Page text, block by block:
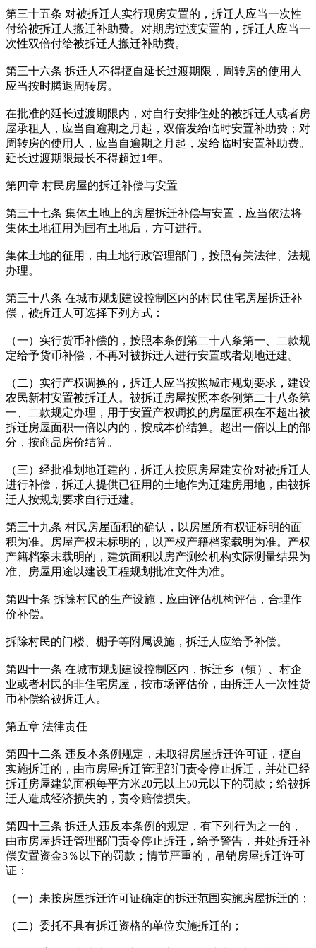
第三十五条 对被拆迁人实行现房安置的，拆迁人应当一次性
付给被拆迁人搬迁补助费。对期房过渡安置的，拆迁人应当一
次性双倍付给被拆迁人搬迁补助费。
第三十六条 拆迁人不得擅自延长过渡期限，周转房的使用人
应当按时腾退周转房。
在批准的延长过渡期限内，对自行安排住处的被拆迁人或者房
屋承租人，应当自逾期之月起，双倍发给临时安置补助费；对
周转房的使用人，应当自逾期之月起，发给临时安置补助费。
延长过渡期限最长不得超过1年。
第四章 村民房屋的拆迁补偿与安置
第三十七条 集体土地上的房屋拆迁补偿与安置，应当依法将
集体土地征用为国有土地后，方可进行。
集体土地的征用，由土地行政管理部门，按照有关法律、法规
办理。
第三十八条 在城市规划建设控制区内的村民住宅房屋拆迁补
偿，被拆迁人可选择下列方式：
（一）实行货币补偿的，按照本条例第二十八条第一、二款规
定给予货币补偿，不再对被拆迁人进行安置或者划地迁建。
（二）实行产权调换的，拆迁人应当按照城市规划要求，建设
农民新村安置被拆迁人。被拆迁房屋按照本条例第二十八条第
一、二款规定办理，用于安置产权调换的房屋面积在不超出被
拆迁房屋面积一倍以内的，按成本价结算。超出一倍以上的部
分，按商品房价结算。
（三）经批准划地迁建的，拆迁人按原房屋建安价对被拆迁人
进行补偿，拆迁人提供已征用的土地作为迁建房用地，由被拆
迁人按规划要求自行迁建。
第三十九条 村民房屋面积的确认，以房屋所有权证标明的面
积为准。房屋产权未标明的，以产权产籍档案载明为准。产权
产籍档案未载明的，建筑面积以房产测绘机构实际测量结果为
准、房屋用途以建设工程规划批准文件为准。
第四十条 拆除村民的生产设施，应由评估机构评估，合理作
价补偿。
拆除村民的门楼、棚子等附属设施，拆迁人应给予补偿。
第四十一条 在城市规划建设控制区内，拆迁乡（镇）、村企
业或者村民的非住宅房屋，按市场评估价，由拆迁人一次性货
币补偿给被拆迁人。
第五章 法律责任
第四十二条 违反本条例规定，未取得房屋拆迁许可证，擅自
实施拆迁的，由市房屋拆迁管理部门责令停止拆迁，并处已经
拆迁房屋建筑面积每平方米20元以上50元以下的罚款；给被拆
迁人造成经济损失的，责令赔偿损失。
第四十三条 拆迁人违反本条例的规定，有下列行为之一的，
由市房屋拆迁管理部门责令停止拆迁，给予警告，并处拆迁补
偿安置资金3％以下的罚款；情节严重的，吊销房屋拆迁许可
证：
（一）未按房屋拆迁许可证确定的拆迁范围实施房屋拆迁的；
（二）委托不具有拆迁资格的单位实施拆迁的；